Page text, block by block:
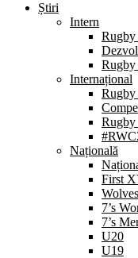
Știri
Intern
Rugby
Rugby
Internațional
Rugby
Rugby
Națională
First
Wolves
7’s
7’s
U20
U19